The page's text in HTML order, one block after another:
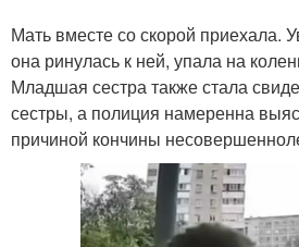
Мать вместе со скорой приехала.
она ринулась к ней, упала на
Младшая сестра также стала
сестры, а полиция намеренна
причиной кончины